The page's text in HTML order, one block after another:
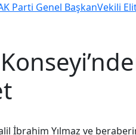
Parti Genel BaşkanVekili
İbrahim Yılmaz ve